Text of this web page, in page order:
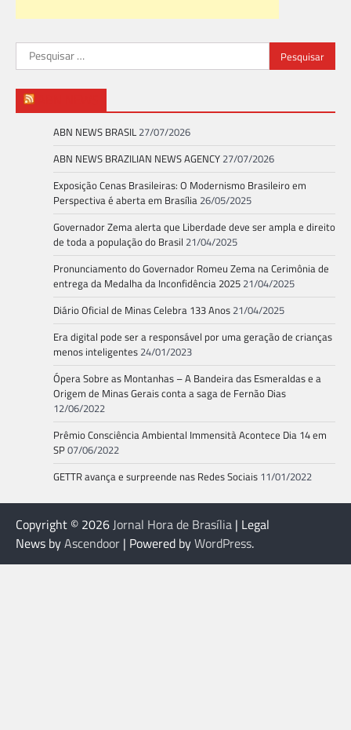
Pesquisar
por:
ABN NEWS BRASIL 27/07/2026
ABN NEWS BRAZILIAN NEWS AGENCY 27/07/2026
Exposição Cenas Brasileiras: O Modernismo Brasileiro em
Perspectiva é aberta em Brasília 26/05/2025
Governador Zema alerta que Liberdade deve ser ampla e direito
de toda a população do Brasil 21/04/2025
Pronunciamento do Governador Romeu Zema na Cerimônia de
entrega da Medalha da Inconfidência 2025 21/04/2025
Diário Oficial de Minas Celebra 133 Anos 21/04/2025
Era digital pode ser a responsável por uma geração de crianças
menos inteligentes 24/01/2023
Ópera Sobre as Montanhas – A Bandeira das Esmeraldas e a
Origem de Minas Gerais conta a saga de Fernão Dias
12/06/2022
Prêmio Consciência Ambiental Immensità Acontece Dia 14 em
SP07/06/2022
GETTR avança e surpreende nas Redes Sociais 11/01/2022
Copyright © 2026Jornal Hora de Brasília | Legal
News byAscendoor | Powered byWordPress.